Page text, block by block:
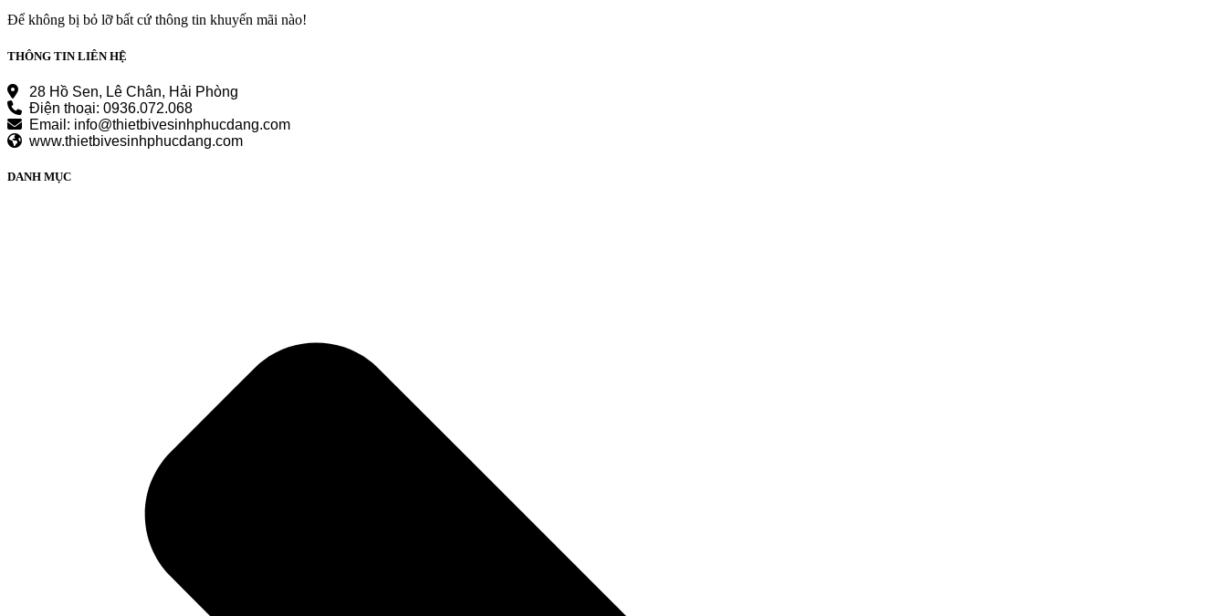
Để không bị bỏ lỡ bất cứ thông tin khuyến mãi nào!
THÔNG TIN LIÊN HỆ
28 Hồ Sen, Lê Chân, Hải Phòng
Điện thoại: 0936.072.068
Email: info@thietbivesinhphucdang.com
www.thietbivesinhphucdang.com
DANH MỤC